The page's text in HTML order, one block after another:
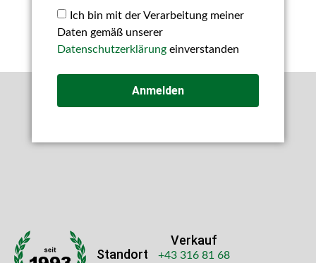
Ich bin mit der Verarbeitung meiner
Daten gemäß unserer
Datenschutzerklärungeinverstanden
Anmelden
Standort
Verkauf
+43 316 81 68